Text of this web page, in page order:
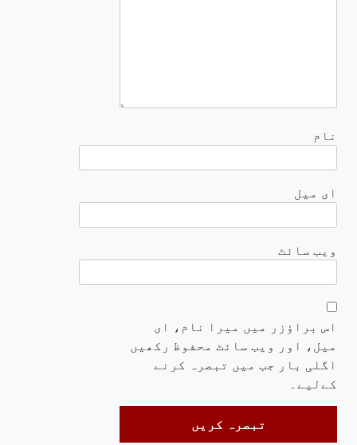
نام
ای میل
ویب‌ سائٹ
اس براؤزر میں میرا نام، ای
میل، اور ویب سائٹ محفوظ رکھیں
اگلی بار جب میں تبصرہ کرنے
کےلیے۔